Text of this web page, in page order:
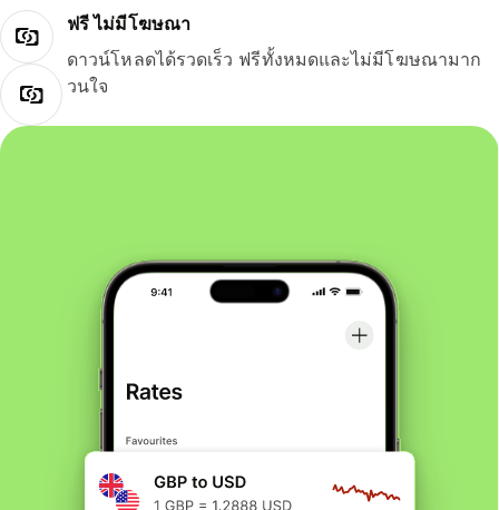
ฟรี ไม่มีโฆษณา
ดาวน์โหลดได้รวดเร็ว ฟรีทั้งหมดและไม่มีโฆษณามาก
วนใจ